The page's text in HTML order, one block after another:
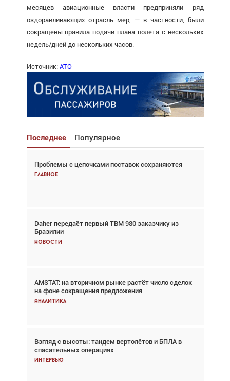
месяцев авиационные власти предприняли ряд
оздоравливающих отрасль мер, — в частности, были
сокращены правила подачи плана полета с нескольких
недель/дней до нескольких часов.
Источник: АТО
Последнее Популярное
Проблемы с цепочками поставок сохраняются
Главное
Daher передаёт первый TBM 980 заказчику из
Бразилии
Новости
AMSTAT: на вторичном рынке растёт число сделок
на фоне сокращения предложения
Аналитика
Взгляд с высоты: тандем вертолётов и БПЛА в
спасательных операциях
Интервью
Взгляд с высоты: тандем вертолётов и БПЛА в
спасательных операциях
Авиационный фотограф Дэйв Кох: «Фотография
говорит сама за себя... а ИИ всё портит»
Новости
Проблемы с цепочками поставок сохраняются
Аналитика
Частный самолёт – это актив. Подходите к
покупке соответствующим образом
Интервью